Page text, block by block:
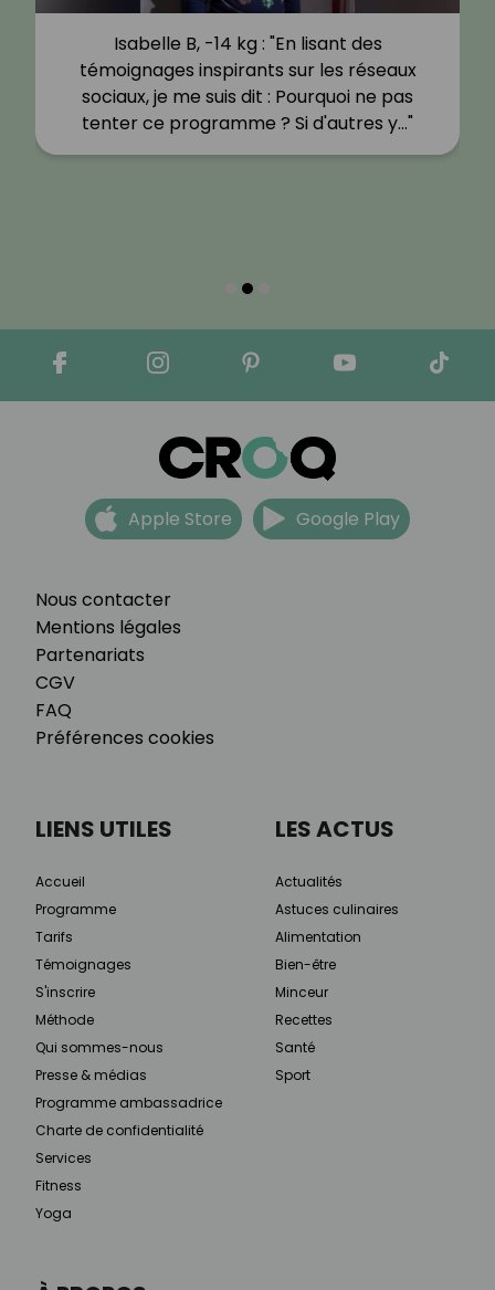
Isabelle B, -14 kg : "En lisant des
témoignages inspirants sur les réseaux
sociaux, je me suis dit : Pourquoi ne pas
tenter ce programme ? Si d'autres y…"
Nous contacter
Mentions légales
Partenariats
CGV
FAQ
Préférences cookies
Apple Store Google Play
LIENS UTILES
Accueil
Programme
Tarifs
Témoignages
S'inscrire
Méthode
Qui sommes-nous
Presse & médias
Programme ambassadrice
Charte de confidentialité
Services
Fitness
Yoga
LES ACTUS
Actualités
Astuces culinaires
Alimentation
Bien-être
Minceur
Recettes
Santé
Sport